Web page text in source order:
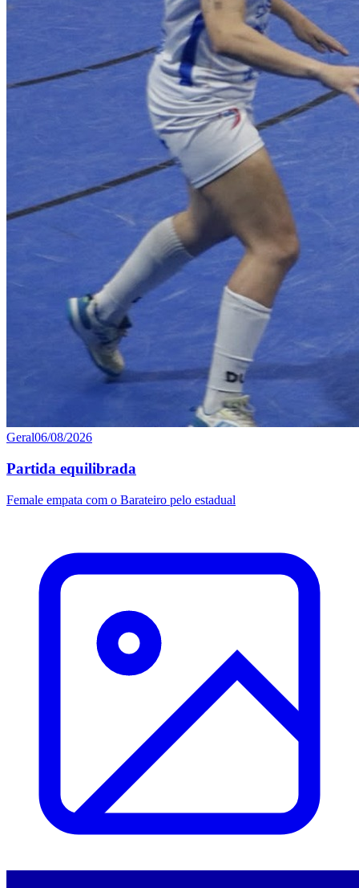
Geral06/08/2026
Partida equilibrada
Female empata com o Barateiro pelo estadual